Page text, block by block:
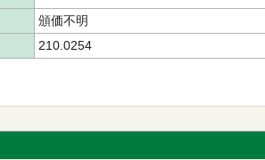
頒価不明
210.0254